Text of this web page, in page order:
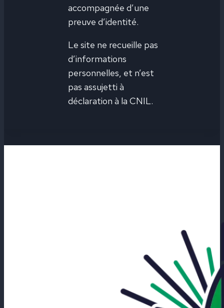
accompagnée d’une
preuve d’identité.
Le site ne recueille pas
d’informations
personnelles, et n’est
pas assujetti à
déclaration à la CNIL.